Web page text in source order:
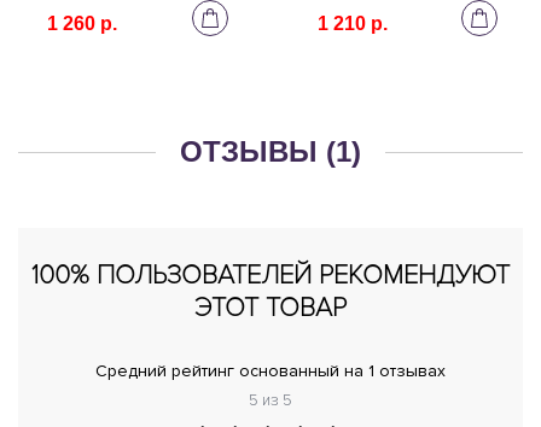
1 260 р. 1 210 р.
ОТЗЫВЫ (1)
100% ПОЛЬЗОВАТЕЛЕЙ РЕКОМЕНДУЮТ
ЭТОТ ТОВАР
Средний рейтинг основанный на 1 отзывах
5 из 5